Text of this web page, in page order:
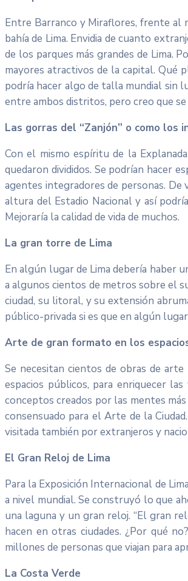
Entre Barranco y Miraflores, frente al
bahía de Lima. Envidia de cuanto
de los parques más grandes de Lima.
mayores atractivos de la capital. Qué
podría hacer algo de talla mundial sin
entre ambos distritos, pero creo que se
Las gorras del “Zanjón” o como los
Con el mismo espíritu de la
quedaron divididos. Se podrían hacer
agentes integradores de personas. De
altura del Estadio Nacional y así
Mejoraría la calidad de vida de muchos.
La gran torre de Lima
En algún lugar de Lima debería haber
a algunos cientos de metros sobre el
ciudad, su litoral, y su extensión
público-privada si es que en algún
Arte de gran formato en los
Se necesitan cientos de obras de
espacios públicos, para enriquecer
conceptos creados por las mentes
consensuado para el Arte de la
visitada también por extranjeros y
El Gran Reloj de Lima
Para la Exposición Internacional de
a nivel mundial. Se construyó lo que
una laguna y un gran reloj. “El gran
hacen en otras ciudades. ¿Por qué
millones de personas que viajan para
La Costa Verde